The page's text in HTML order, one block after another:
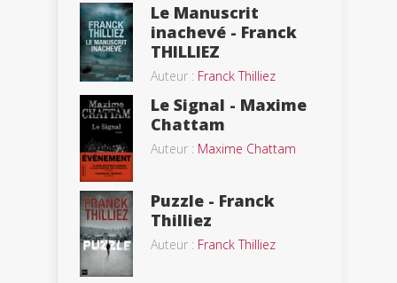
Le Manuscrit
inachevé - Franck
THILLIEZ
Auteur : Franck Thilliez
Le Signal - Maxime
Chattam
Auteur : Maxime Chattam
Puzzle - Franck
Thilliez
Auteur : Franck Thilliez